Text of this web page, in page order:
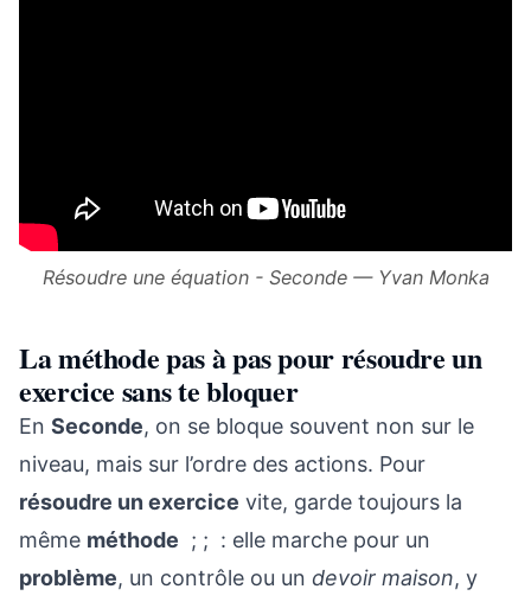
Résoudre une équation - Seconde — Yvan Monka
La méthode pas à pas pour résoudre un
exercice sans te bloquer
En Seconde, on se bloque souvent non sur le
niveau, mais sur l’ordre des actions. Pour
résoudre un exercice vite, garde toujours la
même méthode ; ; : elle marche pour un
problème, un contrôle ou un devoir maison, y